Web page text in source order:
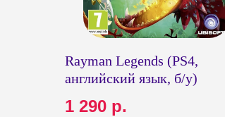
Rayman Legends (PS4,
английский язык, б/у)
1 290 р.